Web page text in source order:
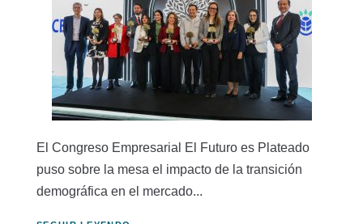
El Congreso Empresarial El Futuro es Plateado
puso sobre la mesa el impacto de la transición
demográfica en el mercado...